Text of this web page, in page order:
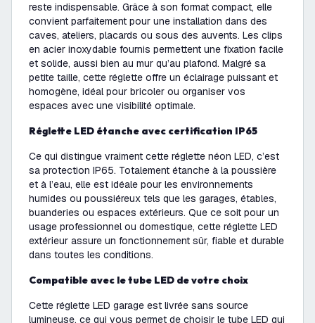
reste indispensable. Grâce à son format compact, elle
convient parfaitement pour une installation dans des
caves, ateliers, placards ou sous des auvents. Les clips
en acier inoxydable fournis permettent une fixation facile
et solide, aussi bien au mur qu’au plafond. Malgré sa
petite taille, cette réglette offre un éclairage puissant et
homogène, idéal pour bricoler ou organiser vos
espaces avec une visibilité optimale.
Réglette LED étanche avec certification IP65
Ce qui distingue vraiment cette réglette néon LED, c’est
sa protection IP65. Totalement étanche à la poussière
et à l’eau, elle est idéale pour les environnements
humides ou poussiéreux tels que les garages, étables,
buanderies ou espaces extérieurs. Que ce soit pour un
usage professionnel ou domestique, cette réglette LED
extérieur assure un fonctionnement sûr, fiable et durable
dans toutes les conditions.
Compatible avec le tube LED de votre choix
Cette réglette LED garage est livrée sans source
lumineuse, ce qui vous permet de choisir le tube LED qui